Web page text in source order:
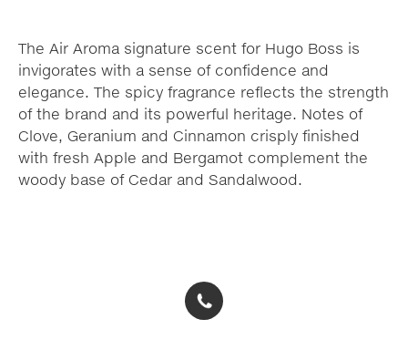
The Air Aroma signature scent for Hugo Boss is
invigorates with a sense of confidence and
elegance. The spicy fragrance reflects the strength
of the brand and its powerful heritage. Notes of
Clove, Geranium and Cinnamon crisply finished
with fresh Apple and Bergamot complement the
woody base of Cedar and Sandalwood.